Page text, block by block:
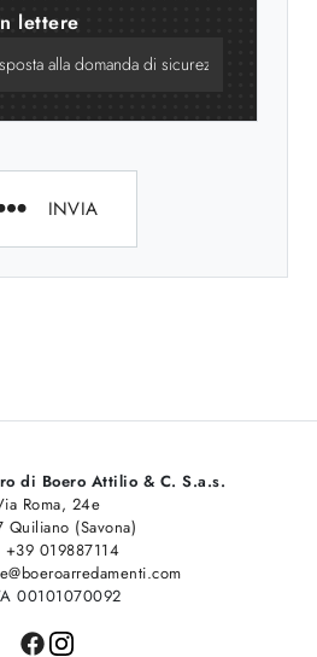
lettere
INVIA
di Boero Attilio & C. S.a.s.
Roma, 24e
Quiliano (Savona)
+39 019887114
00101070092